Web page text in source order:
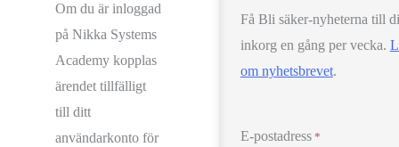
Om du är inloggad
på Nikka Systems
Academy kopplas
ärendet tillfälligt
till ditt
användarkonto för
Få Bli säker-nyheterna till
inkorg en gång per vecka.
om nyhetsbrevet.
E-postadress *